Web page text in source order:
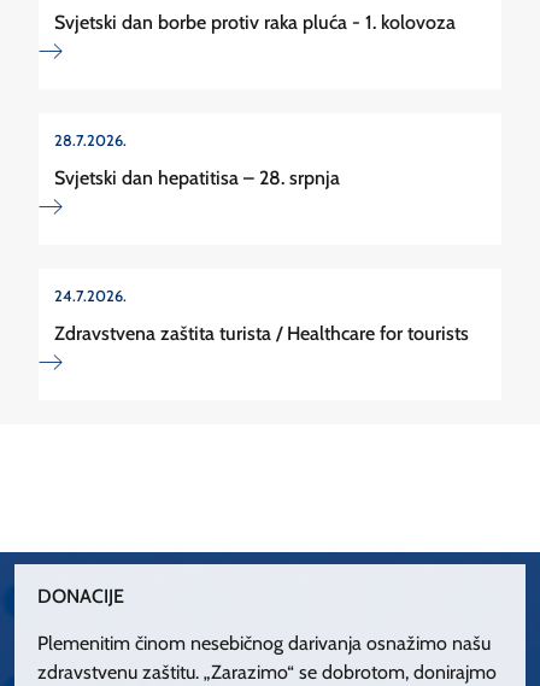
Svjetski dan borbe protiv raka pluća - 1. kolovoza
28.7.2026.
Svjetski dan hepatitisa – 28. srpnja
24.7.2026.
Zdravstvena zaštita turista / Healthcare for tourists
DONACIJE
Plemenitim činom nesebičnog darivanja osnažimo našu
zdravstvenu zaštitu. „Zarazimo“ se dobrotom, donirajmo